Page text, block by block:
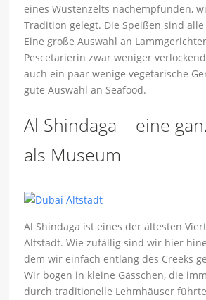
eines Wüstenzelts nachempfunden,
Tradition gelegt. Die Speißen sind
Eine große Auswahl an
Pescetarierin zwar weniger
auch ein paar wenige vegetarische
gute Auswahl an Seafood.
Al Shindaga – eine
als Museum
Al Shindaga ist eines der ältesten
Altstadt. Wie zufällig sind wir hier
dem wir einfach entlang des Creeks
Wir bogen in kleine Gässchen, die
durch traditionelle Lehmhäuser